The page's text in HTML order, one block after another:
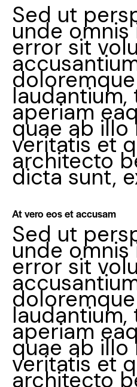
Sed ut
unde omnis
error sit
doloremque
aperiam
quae ab illo
veritatis et
architecto
dicta sunt,
At vero eos et accusam
Sed ut
unde omnis
error sit
doloremque
aperiam
quae ab illo
veritatis et
architecto